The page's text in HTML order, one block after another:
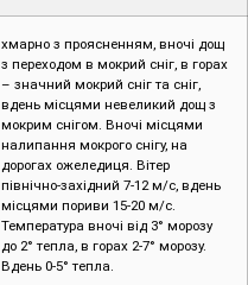
хмарно з проясненням, вночі дощ
з переходом в мокрий сніг, в горах
– значний мокрий сніг та сніг,
вдень місцями невеликий дощ з
мокрим снігом. Вночі місцями
налипання мокрого снігу, на
дорогах ожеледиця. Вітер
північно-західний 7-12 м/с, вдень
місцями пориви 15-20 м/с.
Температура вночі від 3° морозу
до 2° тепла, в горах 2-7° морозу.
Вдень 0-5° тепла.